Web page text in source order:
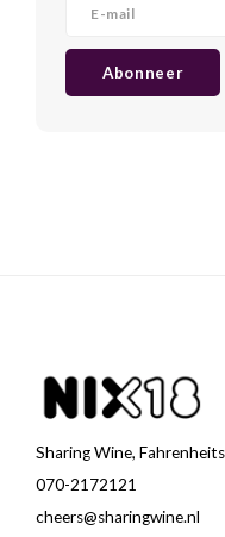
Abonneer
Sharing Wine,
070-2172121
cheers@sharingwine.nl